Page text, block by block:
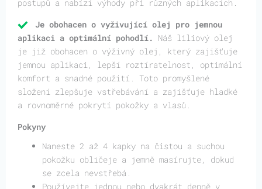
postupů a nabízí výhody při různých aplikacích.
Je obohacen o vyživující olej pro jemnou
aplikaci a optimální pohodlí. Náš liliový olej
je již obohacen o výživný olej, který zajišťuje
jemnou aplikaci, lepší roztíratelnost, optimální
komfort a snadné použití. Toto promyšlené
složení zlepšuje vstřebávání a zajišťuje hladké
a rovnoměrné pokrytí pokožky a vlasů.
Pokyny
Naneste 2 až 4 kapky na čistou a suchou
pokožku obličeje a jemně masírujte, dokud
se zcela nevstřebá.
Používejte jednou nebo dvakrát denně v